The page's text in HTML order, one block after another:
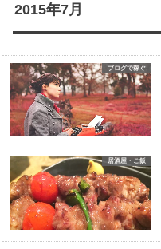
2015年7月
ブログで稼ぐ
居酒屋・ご飯